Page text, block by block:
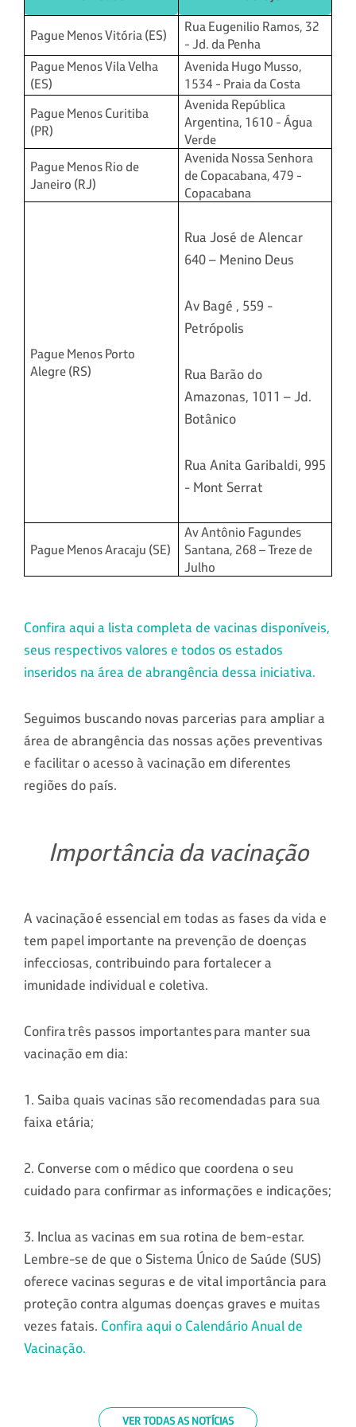
Pague Menos Vitória (ES)
Rua Eugenilio Ramos, 32
- Jd. da Penha
Pague Menos Vila Velha
(ES)
Avenida Hugo Musso,
1534 - Praia da Costa
Pague Menos Curitiba
(PR)
Avenida República
Argentina, 1610 - Água
Verde
Pague Menos Rio de
Janeiro (RJ)
Avenida Nossa Senhora
de Copacabana, 479 -
Copacabana
Pague Menos Porto
Alegre (RS)
Rua José de Alencar
640 – Menino Deus
Av Bagé , 559 -
Petrópolis
Rua Barão do
Amazonas, 1011 – Jd.
Botânico
Rua Anita Garibaldi, 995
- Mont Serrat
Pague Menos Aracaju (SE)
Av Antônio Fagundes
Santana, 268 – Treze de
Julho
Confira aqui a lista completa de vacinas disponíveis,
seus respectivos valores e todos os estados
inseridos na área de abrangência dessa iniciativa.
Seguimos buscando novas parcerias para ampliar a
área de abrangência das nossas ações preventivas
e facilitar o acesso à vacinação em diferentes
regiões do país.
Importância da vacinação
A vacinação é essencial em todas as fases da vida e
tem papel importante na prevenção de doenças
infecciosas, contribuindo para fortalecer a
imunidade individual e coletiva.
Confira três passos importantes para manter sua
vacinação em dia:
1. Saiba quais vacinas são recomendadas para sua
faixa etária;
2. Converse com o médico que coordena o seu
cuidado para confirmar as informações e indicações;
3. Inclua as vacinas em sua rotina de bem-estar.
Lembre-se de que o Sistema Único de Saúde (SUS)
oferece vacinas seguras e de vital importância para
proteção contra algumas doenças graves e muitas
vezes fatais. Confira aqui o Calendário Anual de
Vacinação.
VER TODAS AS NOTÍCIAS